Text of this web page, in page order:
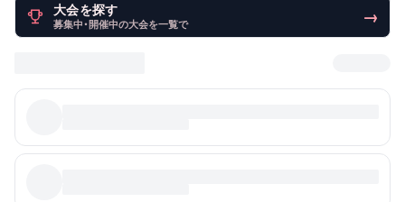
大会を探す
募集中・開催中の大会を一覧で →